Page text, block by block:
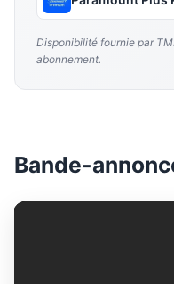
Disponibilité fournie par
abonnement.
Bande-